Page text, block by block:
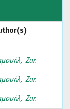
Ζακ
Ζακ
Ζακ